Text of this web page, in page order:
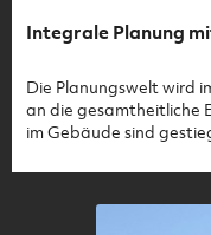
Integrale Planung
Die Planungswelt wird
an die gesamtheitliche
im Gebäude sind
integral geplant